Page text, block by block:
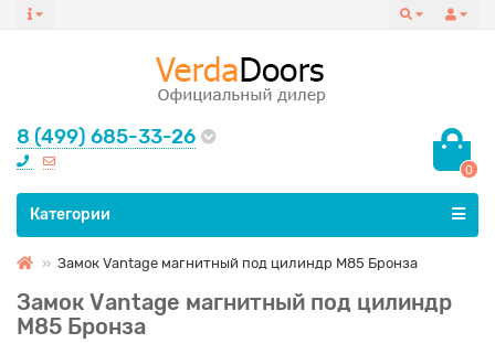
8 (499) 685-33-26
0
Все категории
Категории
Замок Vаntage магнитный под цилиндр M85 Бронза
Замок Vаntage магнитный под цилиндр
M85 Бронза